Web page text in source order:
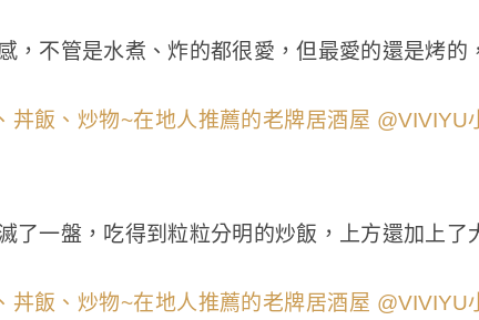
，不管是水煮、炸的都很愛，但最愛的還是烤的
了一盤，吃得到粒粒分明的炒飯，上方還加上了